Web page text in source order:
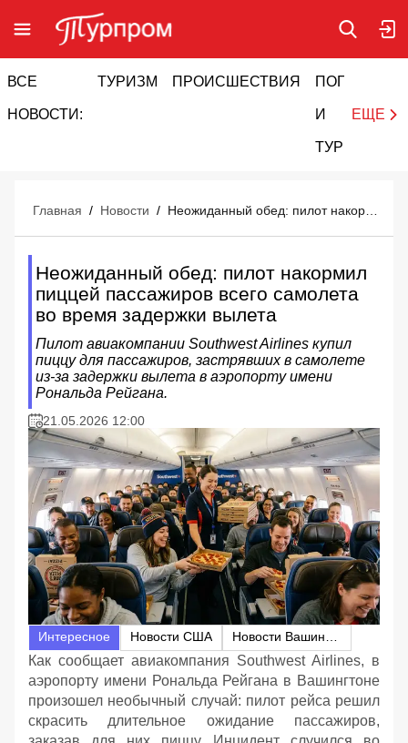
ВСЕ
НОВОСТИ:
ТУРИЗМ ПРОИСШЕСТВИЯ ПОГОДА
И
ТУРИЗМ
ЕЩЕ
Главная / Новости /
Неожиданный обед: пилот накормил
пиццей пассажиров всего самолета
во время задержки вылета
Пилот авиакомпании Southwest Airlines купил
пиццу для пассажиров, застрявших в самолете
из-за задержки вылета в аэропорту имени
Рональда Рейгана.
21.05.2026 12:00
Интересное Новости США
Как сообщает авиакомпания Southwest Airlines, в
аэропорту имени Рональда Рейгана в Вашингтоне
произошел необычный случай: пилот рейса решил
скрасить длительное ожидание пассажиров,